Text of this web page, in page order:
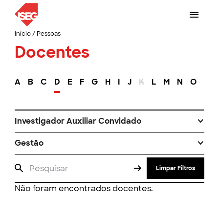
Início/ Pessoas
Docentes
A B C D E F G H I J K L M N O
Investigador Auxiliar Convidado
Gestão
Limpar Filtros
Não foram encontrados docentes.